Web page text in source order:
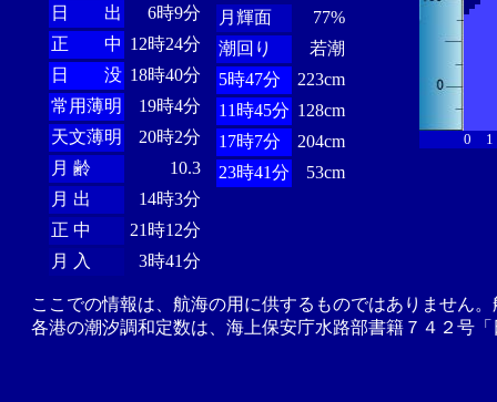
日 出
6時9分
正 中 12時24分
日 没 18時40分
常用薄明
19時4分
天文薄明
20時2分
月 齢
10.3
月 出
14時3分
正 中
21時12分
月 入
3時41分
月輝面
77%
潮回り
若潮
5時47分
223cm
11時45分 128cm
17時7分
204cm
23時41分
53cm
0 1
ここでの情報は、航海の用に供するものではありません
各港の潮汐調和定数は、海上保安庁水路部書籍７４２号